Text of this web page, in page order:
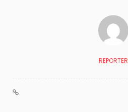
REPORTER